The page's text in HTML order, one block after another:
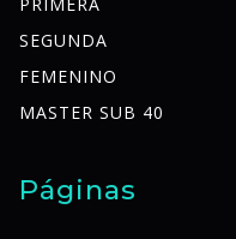
SEGUNDA
FEMENINO
MASTER SUB 40
Páginas